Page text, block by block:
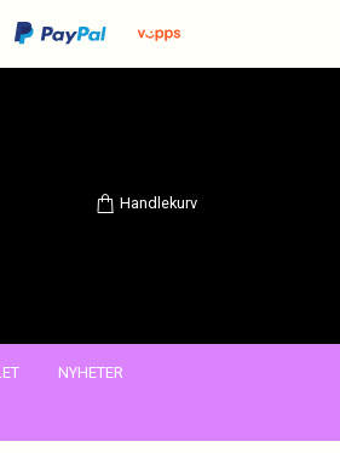
Handlekurv
NYHETER